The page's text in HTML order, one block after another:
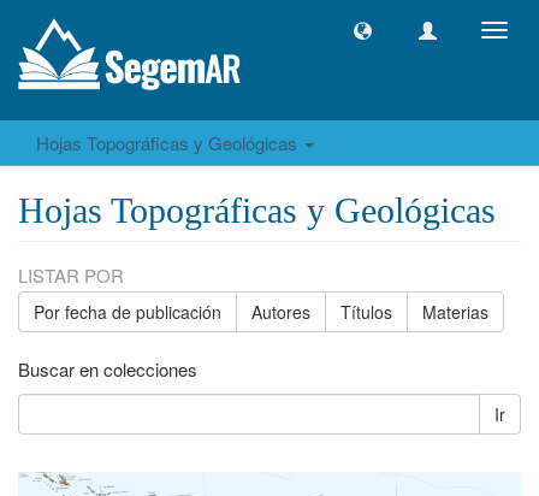
Hojas Topográficas y Geológicas
Hojas Topográficas y Geológicas
LISTAR POR
Por fecha de publicación Autores Títulos Materias
Buscar en colecciones
Ir